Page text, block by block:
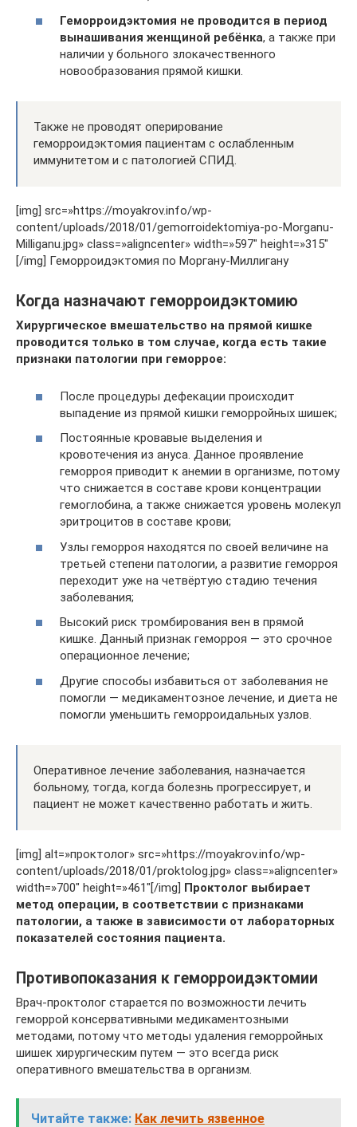
Геморроидэктомия не проводится в период
вынашивания женщиной ребёнка, а также при
наличии у больного злокачественного
новообразования прямой кишки.
Также не проводят оперирование
геморроидэктомия пациентам с ослабленным
иммунитетом и с патологией СПИД.
[img] src=»https://moyakrov.info/wp-
content/uploads/2018/01/gemorroidektomiya-po-Morganu-
Milliganu.jpg» class=»aligncenter» width=»597″ height=»315″
[/img] Геморроидэктомия по Моргану-Миллигану
Когда назначают геморроидэктомию
Хирургическое вмешательство на прямой кишке
проводится только в том случае, когда есть такие
признаки патологии при геморрое:
После процедуры дефекации происходит
выпадение из прямой кишки геморройных шишек;
Постоянные кровавые выделения и
кровотечения из ануса. Данное проявление
геморроя приводит к анемии в организме, потому
что снижается в составе крови концентрации
гемоглобина, а также снижается уровень молекул
эритроцитов в составе крови;
Узлы геморроя находятся по своей величине на
третьей степени патологии, а развитие геморроя
переходит уже на четвёртую стадию течения
заболевания;
Высокий риск тромбирования вен в прямой
кишке. Данный признак геморроя — это срочное
операционное лечение;
Другие способы избавиться от заболевания не
помогли — медикаментозное лечение, и диета не
помогли уменьшить геморроидальных узлов.
Оперативное лечение заболевания, назначается
больному, тогда, когда болезнь прогрессирует, и
пациент не может качественно работать и жить.
[img] alt=»проктолог» src=»https://moyakrov.info/wp-
content/uploads/2018/01/proktolog.jpg» class=»aligncenter»
width=»700″ height=»461″[/img] Проктолог выбирает
метод операции, в соответствии с признаками
патологии, а также в зависимости от лабораторных
показателей состояния пациента.
Противопоказания к геморроидэктомии
Врач-проктолог старается по возможности лечить
геморрой консервативными медикаментозными
методами, потому что методы удаления геморройных
шишек хирургическим путем — это всегда риск
оперативного вмешательства в организм.
Читайте также: Как лечить язвенное